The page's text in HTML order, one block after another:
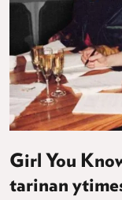
Girl You
tarinan